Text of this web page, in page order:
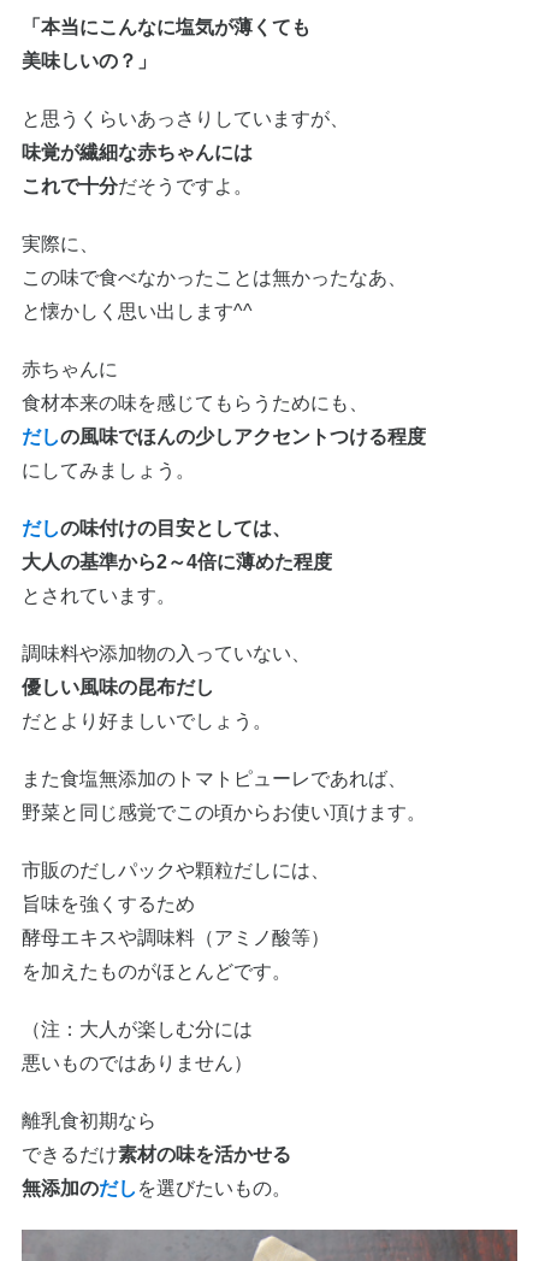
「本当にこんなに塩気が薄くても
美味しいの？」
と思うくらいあっさりしていますが、
味覚が繊細な赤ちゃんには
これで十分だそうですよ。
実際に、
この味で食べなかったことは無かったなあ、
と懐かしく思い出します^^
赤ちゃんに
食材本来の味を感じてもらうためにも、
だしの風味でほんの少しアクセントつける程度
にしてみましょう。
だしの味付けの目安としては、
大人の基準から2～4倍に薄めた程度
とされています。
調味料や添加物の入っていない、
優しい風味の昆布だし
だとより好ましいでしょう。
また食塩無添加のトマトピューレであれば、
野菜と同じ感覚でこの頃からお使い頂けます。
市販のだしパックや顆粒だしには、
旨味を強くするため
酵母エキスや調味料（アミノ酸等）
を加えたものがほとんどです。
（注：大人が楽しむ分には
悪いものではありません）
離乳食初期なら
できるだけ素材の味を活かせる
無添加のだし を選びたいもの。